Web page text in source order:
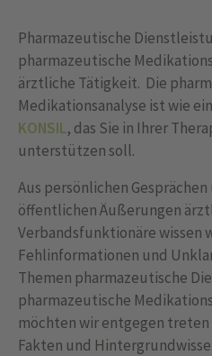
Pharmazeutische
pharmazeutische
ärztliche Tätigkeit. Die
Medikationsanalyse ist wie ein
KONSIL, das Sie in Ihrer
unterstützen soll.
Aus persönlichen
öffentlichen Äußerungen
Verbandsfunktionäre wissen
Fehlinformationen und
Themen pharmazeutische
pharmazeutische
möchten wir entgegen
Fakten und